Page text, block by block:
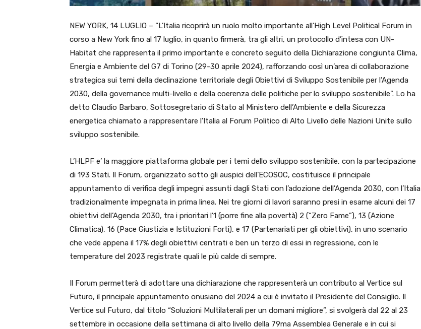
NEW YORK, 14 LUGLIO – “L’Italia ricoprirà un ruolo molto importante all’High Level Political Forum in
corso a New York fino al 17 luglio, in quanto firmerà, tra gli altri, un protocollo d’intesa con UN-
Habitat che rappresenta il primo importante e concreto seguito della Dichiarazione congiunta Clima,
Energia e Ambiente del G7 di Torino (29-30 aprile 2024), rafforzando così un’area di collaborazione
strategica sui temi della declinazione territoriale degli Obiettivi di Sviluppo Sostenibile per l’Agenda
2030, della governance multi-livello e della coerenza delle politiche per lo sviluppo sostenibile”. Lo ha
detto Claudio Barbaro, Sottosegretario di Stato al Ministero dell’Ambiente e della Sicurezza
energetica chiamato a rappresentare l’Italia al Forum Politico di Alto Livello delle Nazioni Unite sullo
sviluppo sostenibile.
L’HLPF e’ la maggiore piattaforma globale per i temi dello sviluppo sostenibile, con la partecipazione
di 193 Stati. Il Forum, organizzato sotto gli auspici dell’ECOSOC, costituisce il principale
appuntamento di verifica degli impegni assunti dagli Stati con l’adozione dell’Agenda 2030, con l’Italia
tradizionalmente impegnata in prima linea. Nei tre giorni di lavori saranno presi in esame alcuni dei 17
obiettivi dell’Agenda 2030, tra i prioritari l’1 (porre fine alla povertà) 2 (“Zero Fame”), 13 (Azione
Climatica), 16 (Pace Giustizia e Istituzioni Forti), e 17 (Partenariati per gli obiettivi), in uno scenario
che vede appena il 17% degli obiettivi centrati e ben un terzo di essi in regressione, con le
temperature del 2023 registrate quali le più calde di sempre.
Il Forum permetterà di adottare una dichiarazione che rappresenterà un contributo al Vertice sul
Futuro, il principale appuntamento onusiano del 2024 a cui è invitato il Presidente del Consiglio. Il
Vertice sul Futuro, dal titolo “Soluzioni Multilaterali per un domani migliore”, si svolgerà dal 22 al 23
settembre in occasione della settimana di alto livello della 79ma Assemblea Generale e in cui si